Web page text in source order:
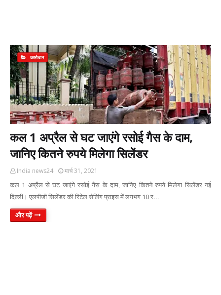
कारोबार
कल 1 अप्रैल से घट जाएंगे रसोई गैस के दाम,
जानिए कितने रुपये मिलेगा सिलेंडर
India news24 मार्च 31, 2021
कल 1 अप्रैल से घट जाएंगे रसोई गैस के दाम, जानिए कितने रुपये मिलेगा सिलेंडर नई
दिल्ली। एलपीजी सिलेंडर की रिटेल सेलिंग प्राइस में लगभग 10 र…
और पढ़ें